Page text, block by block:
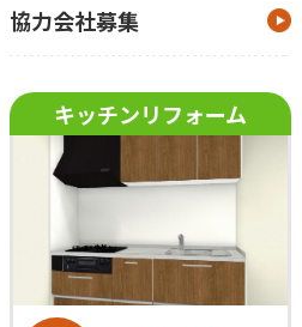
協力会社募集
キッチンリフォーム